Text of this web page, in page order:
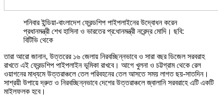
শনিবার ইন্ডিয়া-বাংলাদেশ ফ্রেন্ডশিপ পাইপলাইনের উদ্বোধন করেন
প্রধানমন্ত্রী শেখ হাসিনা ও ভারতের প্র:ধানমন্ত্রী নরেন্দ্র মোদি। ছবি:
বিটিভি থেকে
তারা আরো জানান, উত্তরের ১৬ জেলায় নিরবচ্ছিন্নভাবে ও সারা বছর ডিজেল সরবরাহ
রাখতে এই ফ্রেন্ডশিপ পাইপলাইন ভূমিকা রাখবে। আগে খুলনা ও চট্টগ্রাম থেকে রেল
ওয়াগনের মাধ্যমে উত্তরাঞ্চলে তেল পরিবহনের তেল আসতে সময় লাগত ছয়-সাতদিন।
সাশ্রয়ী উপায়ে দ্রুত ও নিরবচ্ছিন্নভাবে দেশের উত্তরাঞ্চলে জ্বালানি সরবরাহে এটি একটি
মাইলফলক হবে।